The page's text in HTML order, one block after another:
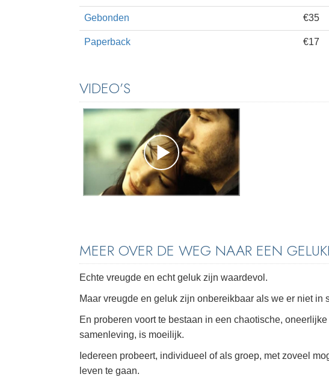
Gebonden €35
Paperback €17
VIDEO’S
MEER OVER DE WEG NAAR EEN
Echte vreugde en echt geluk zijn waardevol.
Maar vreugde en geluk zijn onbereikbaar als we er niet in
En proberen voort te bestaan in een chaotische,
samenleving, is moeilijk.
Iedereen probeert, individueel of als groep, met zoveel
leven te gaan.